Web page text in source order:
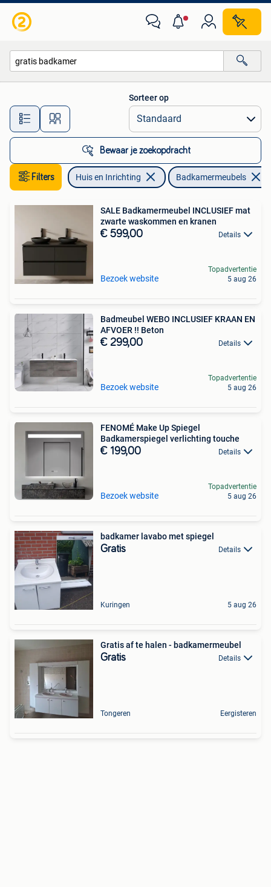
Alle afstanden…
Sorteer op
Bewaar je zoekopdracht
Filters Huis en Inrichting Badkamermeubels
SALE Badkamermeubel INCLUSIEF mat
zwarte waskommen en kranen
€ 599,00 Details
Bezoek website
Topadvertentie
5 aug 26
Badmeubel WEBO INCLUSIEF KRAAN EN
AFVOER !! Beton
€ 299,00 Details
Bezoek website
Topadvertentie
5 aug 26
FENOMÉ Make Up Spiegel
Badkamerspiegel verlichting touche
€ 199,00 Details
Bezoek website
Topadvertentie
5 aug 26
badkamer lavabo met spiegel
Gratis Details
Kuringen 5 aug 26
Gratis af te halen - badkamermeubel
Gratis Details
Tongeren Eergisteren